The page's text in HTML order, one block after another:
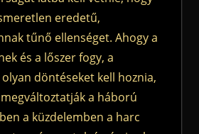
eredetű,
tűnő ellenséget. Ahogy a
és a lőszer fogy, a
döntéseket kell hoznia,
a háború
a küzdelemben a harc